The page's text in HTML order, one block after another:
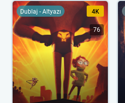
Dublaj - Altyazı 4K
76